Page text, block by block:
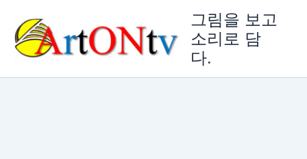
그림을 보고
소리로 담
다.